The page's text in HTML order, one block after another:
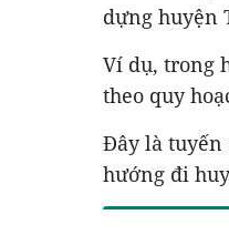
dựng huyện
Ví dụ, trong
theo quy
Đây là tuyến
hướng đi